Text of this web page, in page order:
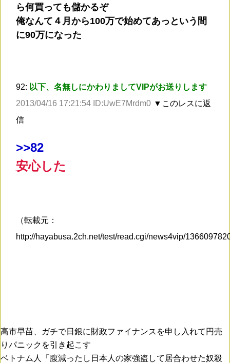
ら何買っても儲かるぞ
俺なんて４月から100万で始めてあっという間
に90万になった
92: 以下、名無しにかわりましてVIPがお送りします
2013/04/16 17:21:54 ID:UwE7Mrdm0 ▼このレスに返
信
>>82
安心した
（転載元：
http://hayabusa.2ch.net/test/read.cgi/news4vip/
高市早苗、ガチで日銀に財政ファイナンスを申し入れて円売
りパニックを引き起こす
ベトナム人「腹減ったし日本人の家強盗して居合わせた奴殺